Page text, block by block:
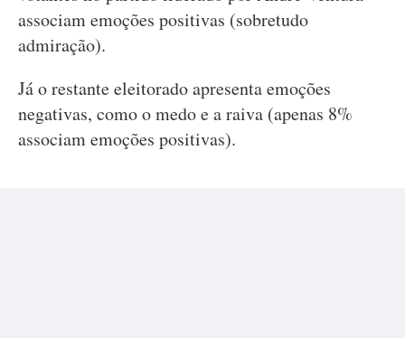
associam emoções positivas (sobretudo
admiração).
Já o restante eleitorado apresenta emoções
negativas, como o medo e a raiva (apenas 8%
associam emoções positivas).